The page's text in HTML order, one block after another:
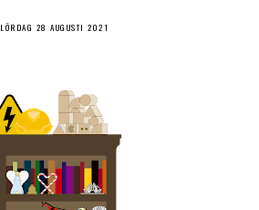
LÖRDAG 28 AUGUSTI 2021